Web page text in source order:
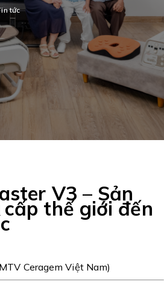
tức
V3 – Sản
thế giới đến
Ceragem Việt Nam)